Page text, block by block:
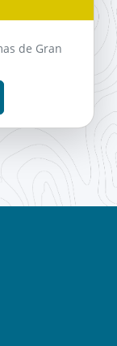
de Gran